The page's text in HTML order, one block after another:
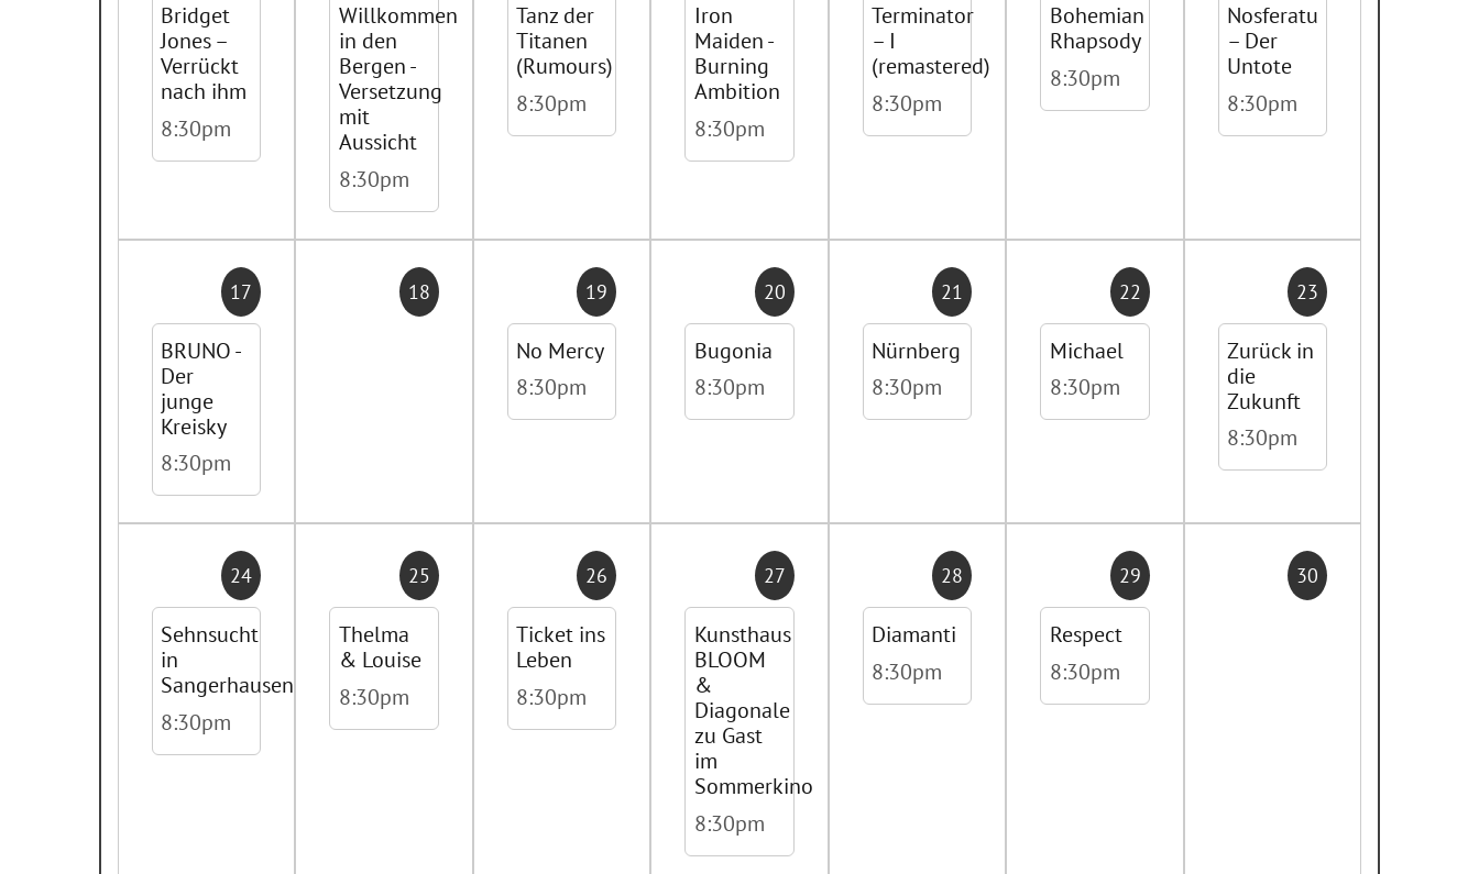
Bridget
Jones –
Verrückt
nach ihm
8:30pm
Willkommen
in den
Bergen -
Versetzung
mit
Aussicht
8:30pm
Tanz der
Titanen
(Rumours)
8:30pm
Iron
Maiden -
Burning
Ambition
8:30pm
Terminator
– I
(remastered)
8:30pm
Bohemian
Rhapsody
8:30pm
Nosferatu
– Der
Untote
8:30pm
17
BRUNO -
Der
junge
Kreisky
8:30pm
18 19
No Mercy
8:30pm
20
Bugonia
8:30pm
21
Nürnberg
8:30pm
22
Michael
8:30pm
23
Zurück in
die
Zukunft
8:30pm
24
Sehnsucht
in
Sangerhausen
8:30pm
25
Thelma
& Louise
8:30pm
26
Ticket ins
Leben
8:30pm
27
Kunsthaus
BLOOM
&
Diagonale
zu Gast
im
Sommerkino
8:30pm
28
Diamanti
8:30pm
29
Respect
8:30pm
30